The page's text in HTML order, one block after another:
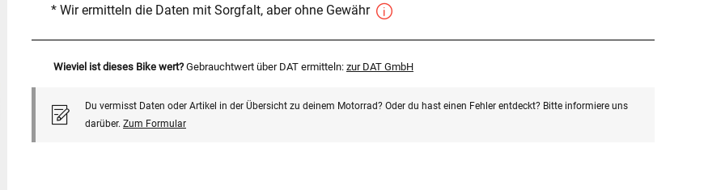
* Wir ermitteln die Daten mit Sorgfalt, aber ohne Gewähr
Wieviel ist dieses Bike wert? Gebrauchtwert über DAT ermitteln: zur DAT GmbH
Du vermisst Daten oder Artikel in der Übersicht zu deinem Motorrad? Oder du hast einen Fehler entdeckt? Bitte informiere uns
darüber. Zum Formular